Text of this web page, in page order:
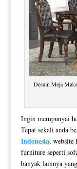
Desain Meja
Ingin mempunyai
Tepat sekali anda
Indonesia, website
furniture seperti
banyak lainnya